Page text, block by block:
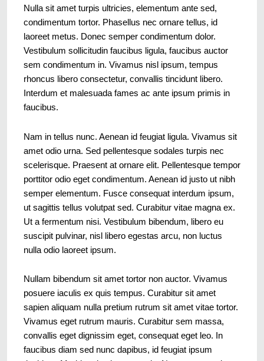
Nulla sit amet turpis ultricies, elementum ante sed,
condimentum tortor. Phasellus nec ornare tellus, id
laoreet metus. Donec semper condimentum dolor.
Vestibulum sollicitudin faucibus ligula, faucibus auctor
sem condimentum in. Vivamus nisl ipsum, tempus
rhoncus libero consectetur, convallis tincidunt libero.
Interdum et malesuada fames ac ante ipsum primis in
faucibus.
Nam in tellus nunc. Aenean id feugiat ligula. Vivamus sit
amet odio urna. Sed pellentesque sodales turpis nec
scelerisque. Praesent at ornare elit. Pellentesque tempor
porttitor odio eget condimentum. Aenean id justo ut nibh
semper elementum. Fusce consequat interdum ipsum,
ut sagittis tellus volutpat sed. Curabitur vitae magna ex.
Ut a fermentum nisi. Vestibulum bibendum, libero eu
suscipit pulvinar, nisl libero egestas arcu, non luctus
nulla odio laoreet ipsum.
Nullam bibendum sit amet tortor non auctor. Vivamus
posuere iaculis ex quis tempus. Curabitur sit amet
sapien aliquam nulla pretium rutrum sit amet vitae tortor.
Vivamus eget rutrum mauris. Curabitur sem massa,
convallis eget dignissim eget, consequat eget leo. In
faucibus diam sed nunc dapibus, id feugiat ipsum